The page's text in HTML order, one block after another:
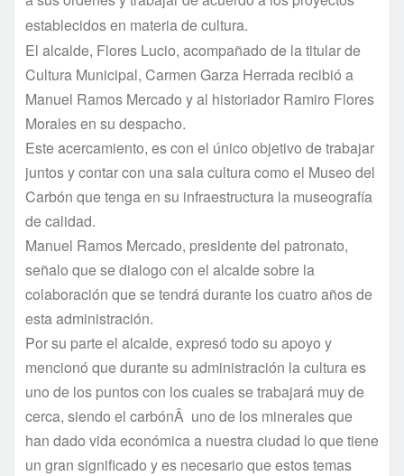
establecidos en materia de cultura.
El alcalde, Flores Lucio, acompañado de la titular de
Cultura Municipal, Carmen Garza Herrada recibió a
Manuel Ramos Mercado y al historiador Ramiro Flores
Morales en su despacho.
Este acercamiento, es con el único objetivo de trabajar
juntos y contar con una sala cultura como el Museo del
Carbón que tenga en su infraestructura la museografí­a
de calidad.
Manuel Ramos Mercado, presidente del patronato,
señalo que se dialogo con el alcalde sobre la
colaboración que se tendrá durante los cuatro años de
esta administración.
Por su parte el alcalde, expresó todo su apoyo y
mencionó que durante su administración la cultura es
uno de los puntos con los cuales se trabajará muy de
cerca, siendo el carbónÂ uno de los minerales que
han dado vida económica a nuestra ciudad lo que tiene
un gran significado y es necesario que estos temas